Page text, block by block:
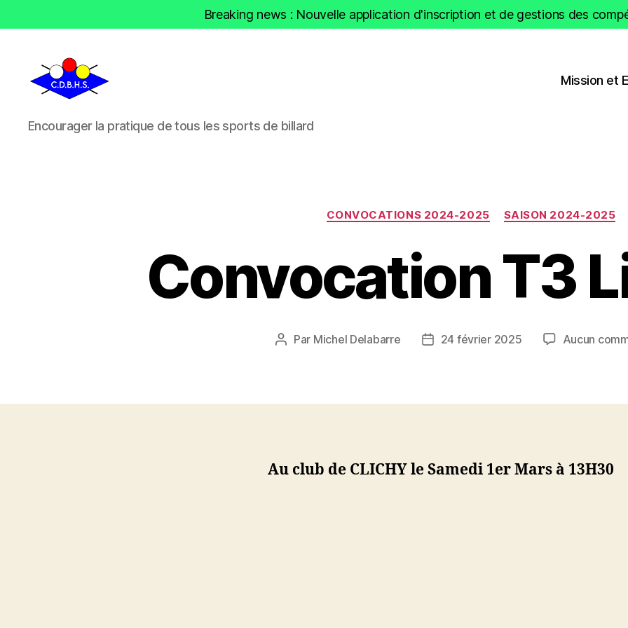
Breaking news : Nouvelle application d'inscription et de gestions des
CDBHS
Encourager la pratique de tous les sports de billard
Mission et
Catégories
CONVOCATIONS 2024-2025 SAISON 2024-2025
Convocation T3
Auteur
Par Michel Delabarre
Date24 février 2025 Aucun
Au club de CLICHY le Samedi 1er Mars à 13H30